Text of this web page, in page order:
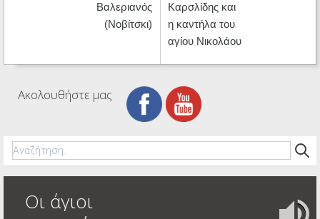
Βαλεριανός
(Νοβίτσκι)
Καρσλίδης και
η καντήλα του
αγίου Νικολάου
Ακολουθήστε μας
Οι άγιοι